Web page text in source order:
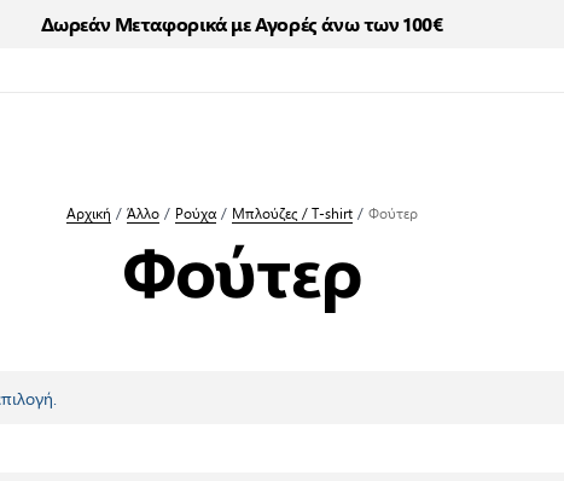
Δωρεάν Μεταφορικά με Αγορές άνω των 100€
Αρχική / Άλλο / Ρούχα / Μπλούζες / T-shirt / Φούτερ
Φούτερ